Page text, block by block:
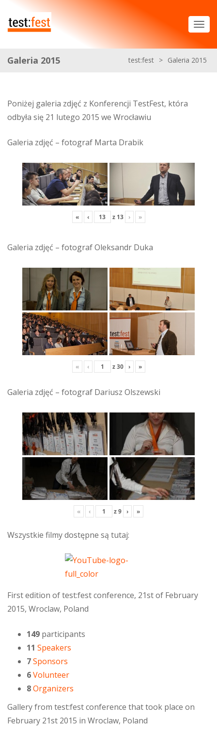
Galeria 2015 test:fest > Galeria 2015
Poniżej galeria zdjęć z Konferencji TestFest, która
odbyła się 21 lutego 2015 we Wrocławiu
Galeria zdjęć – fotograf Marta Drabik
« ‹ z 13 › »
Galeria zdjęć – fotograf Oleksandr Duka
« ‹ z30 › »
Galeria zdjęć – fotograf Dariusz Olszewski
« ‹ z9 › »
Wszystkie filmy dostępne są tutaj:
First edition of test:fest conference, 21st of February
2015, Wroclaw, Poland
149 participants
11 Speakers
7Sponsors
6Volunteer
8Organizers
Gallery from test:fest conference that took place on
February 21st 2015 in Wroclaw, Poland